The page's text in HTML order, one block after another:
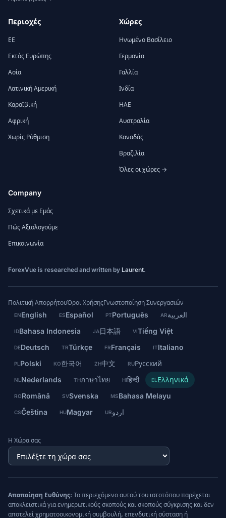
Περιοχές
ΕΕ
Εκτός Ευρώπης
Ασία
Λατινική Αμερική
Καραϊβική
Αφρική
Χωρίς Ρύθμιση
Χώρες
Ηνωμένο Βασίλειο
Γερμανία
Γαλλία
Ινδία
ΗΑΕ
Αυστραλία
Καναδάς
Βραζιλία
Όλες οι χώρες →
Company
Σχετικά με Εμάς
Πώς Αξιολογούμε
Επικοινωνία
ForexVue is researched and written by Laurent.
Πολιτική ΑπορρήτουΌροι ΧρήσηςΓνωστοποίηση Συνεργασιών
ENEnglish ESEspañol PTPortuguês ARالعربية
IDBahasa Indonesia JA日本語 VITiếng Việt
DEDeutsch TRTürkçe FRFrançais ITItaliano
PL Polski KO한국어 ZH中文 RUРусский
NL Nederlands THภาษาไทย HIहिन्दी EL Ελληνικά
RORomână SVSvenska MSBahasa Melayu
CSČeština HUMagyar URاردو
Η Χώρα σας
Αποποίηση Ευθύνης: Το περιεχόμενο αυτού του ιστοτόπου παρέχεται
αποκλειστικά για ενημερωτικούς σκοπούς και σκοπούς σύγκρισης και δεν
αποτελεί χρηματοοικονομική συμβουλή, επενδυτική σύσταση ή